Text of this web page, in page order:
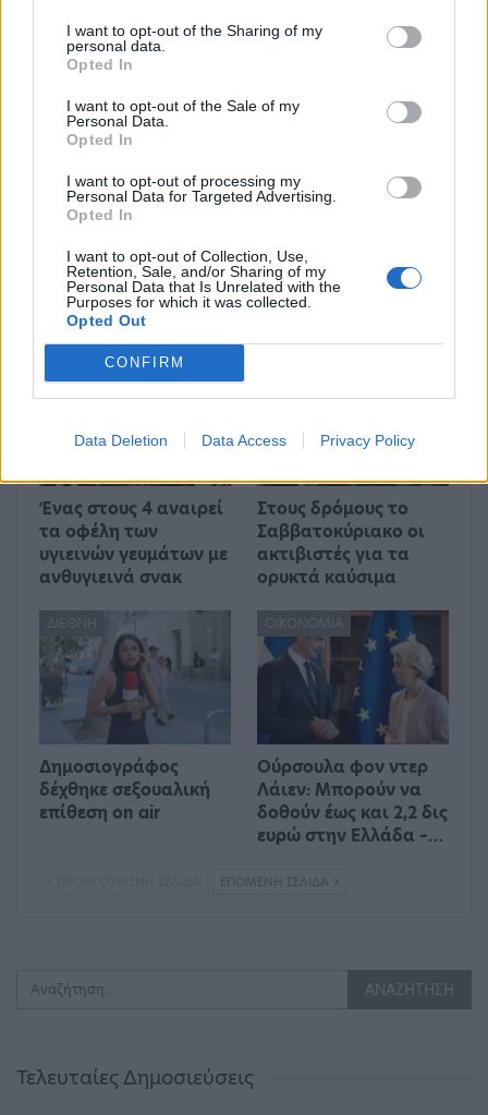
I want to opt-out of the Sharing of my
personal data.
Opted In
I want to opt-out of the Sale of my
Personal Data.
Opted In
I want to opt-out of processing my
Personal Data for Targeted Advertising.
Opted In
I want to opt-out of Collection, Use,
Retention, Sale, and/or Sharing of my
Personal Data that Is Unrelated with the
Purposes for which it was collected.
Opted Out
CONFIRM
Data Deletion Data Access Privacy Policy
ΠΡΟΗΓΟΎΜΕΝΟ ΆΡΘΡΟ
– Έπιασαν καλαμάρια 15
κιλών στην Κάρυστο
Πιτσιόρλα: «Δεν
εντολή για κανέναν»
(Βίντεο)
Μπορεί επίσης να σε ενδιαφέρει
Ένας στους 4 αναιρεί
τα οφέλη των
υγιεινών γευμάτων με
ανθυγιεινά σνακ
Στους δρόμους το
Σαββατοκύριακο οι
ακτιβιστές για τα
ορυκτά καύσιμα
ΔΙΕΘΝΉ
Δημοσιογράφος
δέχθηκε σεξουαλική
επίθεση on air
ΟΙΚΟΝΟΜΊΑ
Ούρσουλα φον ντερ
Λάιεν: Μπορούν να
δοθούν έως και 2,2 δις
ευρώ στην Ελλάδα –…
ΕΠΌΜΕΝΗ ΣΕΛΊΔΑ
Τελευταίες Δημοσιεύσεις